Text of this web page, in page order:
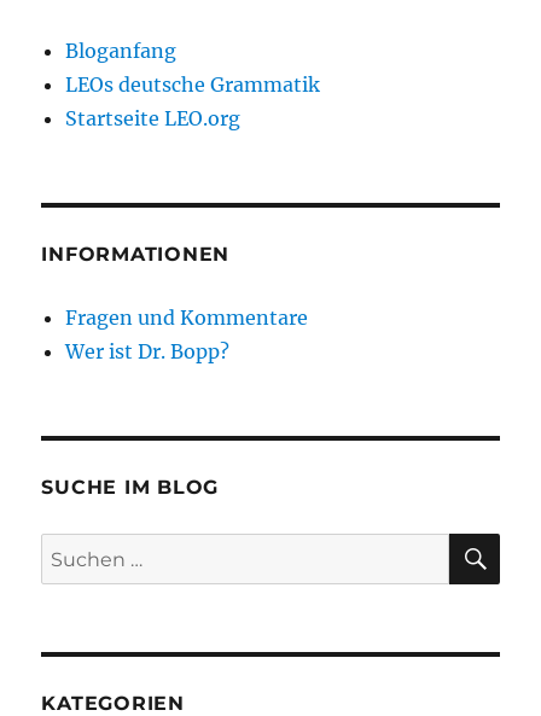
Bloganfang
LEOs deutsche Grammatik
Startseite LEO.org
INFORMATIONEN
Fragen und Kommentare
Wer ist Dr. Bopp?
SUCHE IM BLOG
Suchen
nach:
KATEGORIEN